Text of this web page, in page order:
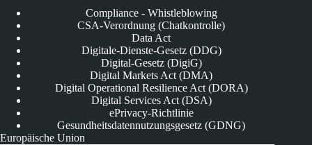
Compliance - Whistleblowing
CSA-Verordnung (Chatkontrolle)
Data Act
Digitale-Dienste-Gesetz (DDG)
Digital-Gesetz (DigiG)
Digital Markets Act (DMA)
Digital Operational Resilience Act (DORA)
Digital Services Act (DSA)
ePrivacy-Richtlinie
Gesundheitsdatennutzungsgesetz (GDNG)
Europäische Union